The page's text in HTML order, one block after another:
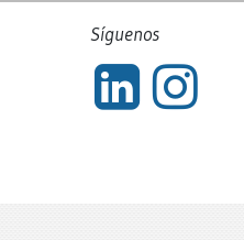
Síguenos